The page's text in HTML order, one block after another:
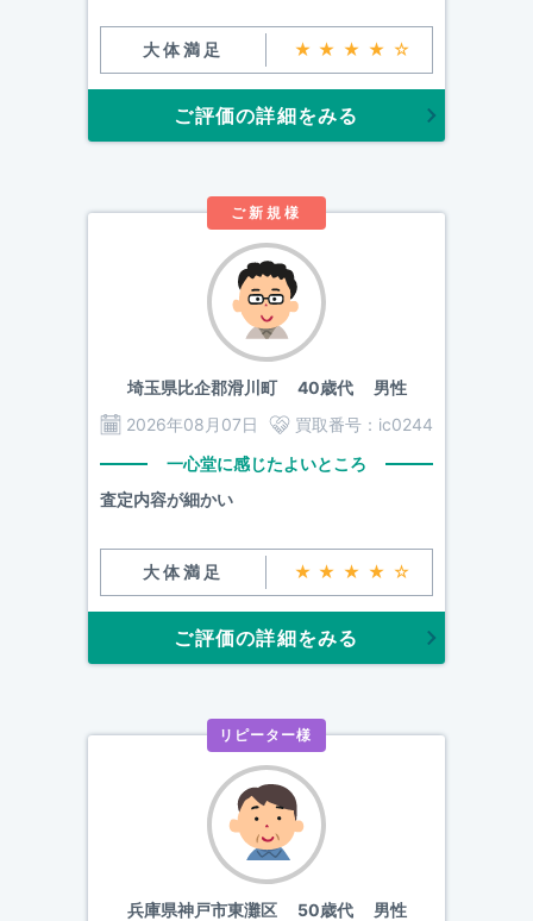
大体満足 ★★★★☆
ご評価の詳細をみる
ご新規様
埼玉県比企郡滑川町40歳代 男性
2026年08月07日
買取番号： ic0244
一心堂に感じたよいところ
査定内容が細かい
大体満足 ★★★★☆
ご評価の詳細をみる
リピーター様
兵庫県神戸市東灘区50歳代 男性